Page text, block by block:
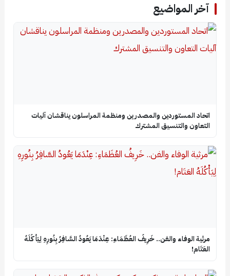
آخر المواضيع
اتحاد المستوردين والمصدرين ومنظمة المراسلون يناقشان آليات
التعاون والتنسيق المشترك
​مرثية الوفاء والفن.. خَرِيفُ العُظَمَاءِ: عِنْدَمَا يَعُودُ السَّافِرُ بِنُورِهِ لِيَأْكُلَهُ
العَتَام!